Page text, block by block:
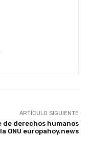
ARTÍCULO SIGUIENTE
de derechos humanos
ONU europahoy.news